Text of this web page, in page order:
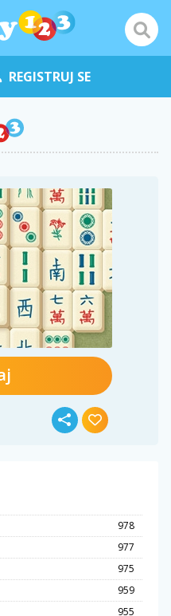
REGISTRUJ SE
978
977
975
959
955